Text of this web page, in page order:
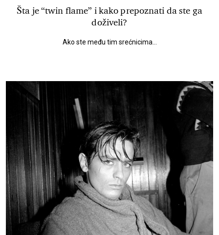
Šta je “twin flame” i kako prepoznati da ste ga
doživeli?
Ako ste među tim srećnicima...